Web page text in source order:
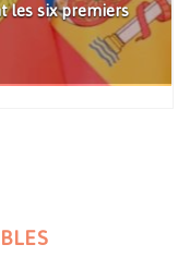
les six premiers